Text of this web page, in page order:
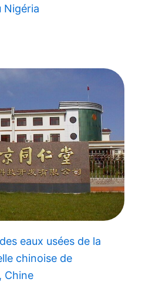
Nigéria
eaux usées de la
chinoise de
Chine